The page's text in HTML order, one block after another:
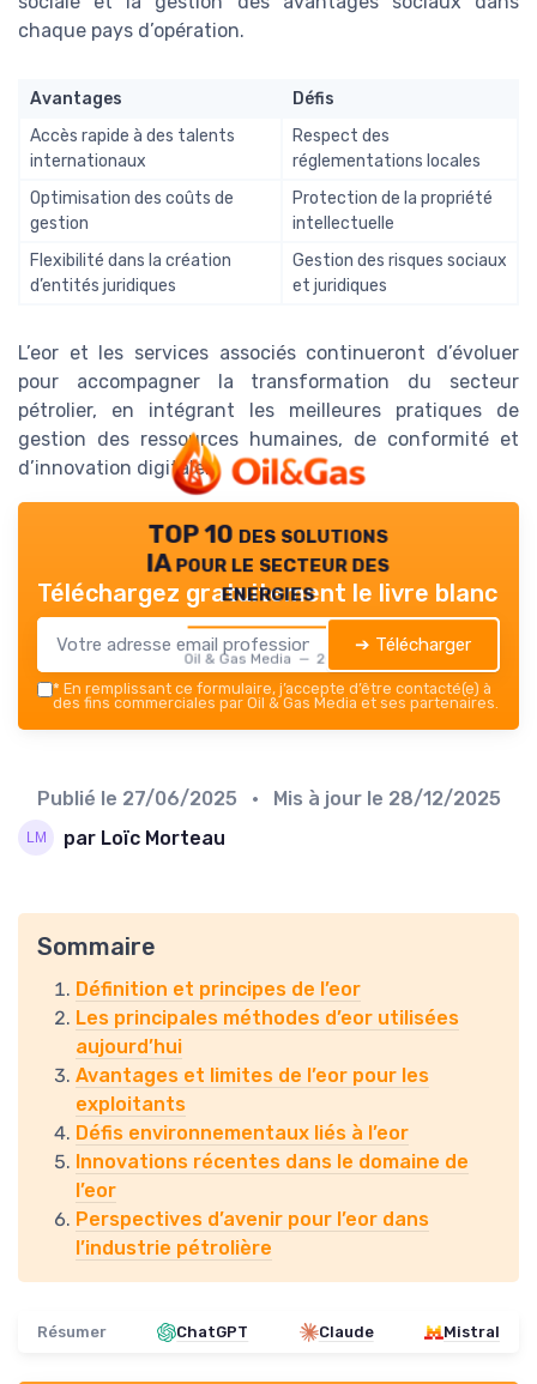
chaque pays d’opération.
Avantages
Défis
Accès rapide à des talents
internationaux
Respect des
réglementations locales
Optimisation des coûts de
gestion
Protection de la propriété
intellectuelle
Flexibilité dans la création
d’entités juridiques
Gestion des risques sociaux
et juridiques
L’eor et les services associés continueront d’évoluer
pour accompagner la transformation du secteur
pétrolier, en intégrant les meilleures pratiques de
gestion des ressources humaines, de conformité et
d’innovation digitale.
TOP 10 des solutions
IA pour le secteur des
energies
Oil & Gas Media — 2026
Téléchargez gratuitement le livre blanc
➔ Télécharger
* En remplissant ce formulaire, j’accepte d’être contacté(e) à
des fins commerciales par Oil & Gas Media et ses partenaires.
Publié le 27/06/2025 • Mis à jour le 28/12/2025
par Loïc Morteau
Sommaire
Définition et principes de l’eor
Les principales méthodes d’eor utilisées
aujourd’hui
Avantages et limites de l’eor pour les
exploitants
Défis environnementaux liés à l’eor
Innovations récentes dans le domaine de
l’eor
Perspectives d’avenir pour l’eor dans
l’industrie pétrolière
Résumer ChatGPT Claude Mistral